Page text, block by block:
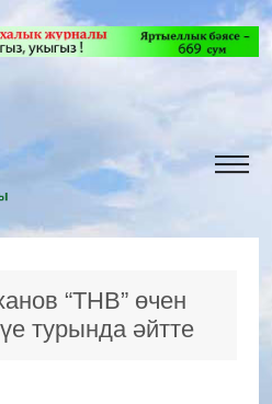
“ТНВ” өчен
турында әйтте